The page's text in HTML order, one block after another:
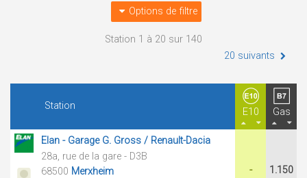
Options de filtre
Station 1 à 20 sur 140
20 suivants
Station
E10 Gas
Elan - Garage G. Gross / Renault-Dacia
28a, rue de la gare - D3B
68500 Merxheim - 1.150